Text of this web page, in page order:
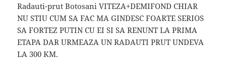
Radauti-prut Botosani VITEZA+DEMIFOND CHIAR
NU STIU CUM SA FAC MA GINDESC FOARTE SERIOS
SA FORTEZ PUTIN CU EI SI SA RENUNT LA PRIMA
ETAPA DAR URMEAZA UN RADAUTI PRUT UNDEVA
LA 300 KM.